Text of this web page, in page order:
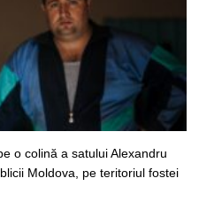
o colină a satului Alexandru
Moldova, pe teritoriul fostei